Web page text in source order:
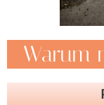
Warum